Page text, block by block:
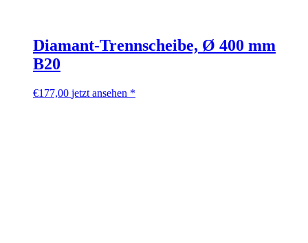
Diamant-Trennscheibe, Ø 400 mm
B20
€177,00 jetzt ansehen *